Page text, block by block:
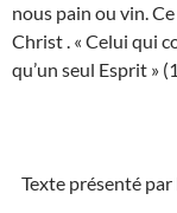
nous pain ou vin.
Christ . « Celui qui
qu’un seul Esprit »
Texte présenté par